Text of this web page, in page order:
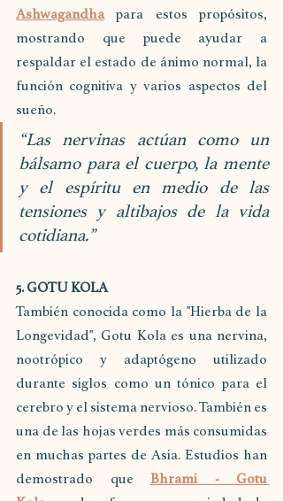
Ashwagandha para estos propósitos,
mostrando que puede ayudar a
respaldar el estado de ánimo normal, la
función cognitiva y varios aspectos del
sueño.
“Las nervinas actúan como un
bálsamo para el cuerpo, la mente
y el espíritu en medio de las
tensiones y altibajos de la vida
cotidiana.”
5. GOTU KOLA
También conocida como la "Hierba de la
Longevidad", Gotu Kola es una nervina,
nootrópico y adaptógeno utilizado
durante siglos como un tónico para el
cerebro y el sistema nervioso. También es
una de las hojas verdes más consumidas
en muchas partes de Asia. Estudios han
demostrado que Bhrami - Gotu